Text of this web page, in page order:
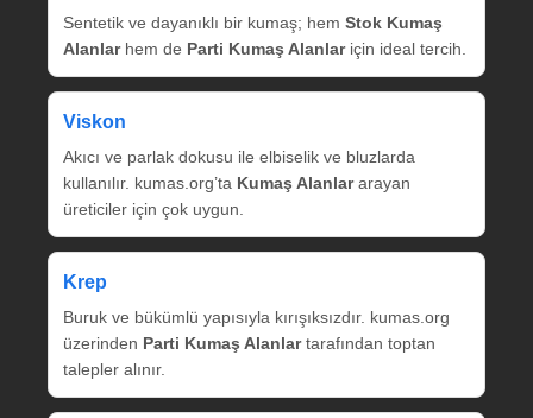
Sentetik ve dayanıklı bir kumaş; hem Stok Kumaş
Alanlarhem de Parti Kumaş Alanlariçin ideal tercih.
Viskon
Akıcı ve parlak dokusu ile elbiselik ve bluzlarda
kullanılır. kumas.org’ta Kumaş Alanlararayan
üreticiler için çok uygun.
Krep
Buruk ve bükümlü yapısıyla kırışıksızdır. kumas.org
üzerinden Parti Kumaş Alanlartarafından toptan
talepler alınır.